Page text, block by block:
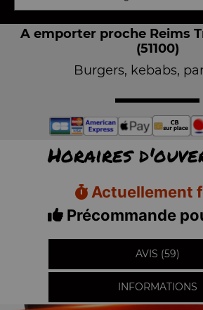
A emporter proche Reims
(51100)
Burgers, kebabs,
Horaires
Actuellement
Précommande
AVIS (59)
INFORMATIONS